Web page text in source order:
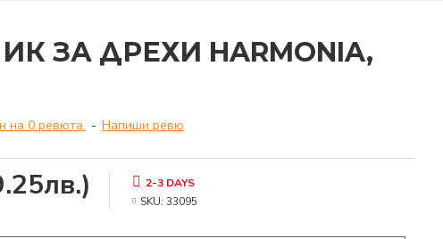
ЗА ДРЕХИ HARMONIA,
на 0 ревюта. - Напиши ревю
2-3 DAYS
SKU: 33095